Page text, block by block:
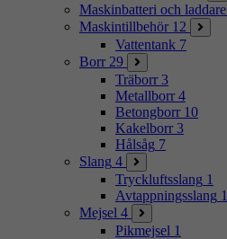
Maskinbatteri och laddare
Maskintillbehör 12
Vattentank 7
Borr 29
Träborr 3
Metallborr 4
Betongborr 10
Kakelborr 3
Hålsåg 7
Slang 4
Tryckluftsslang 1
Avtappningsslang 1
Mejsel 4
Pikmejsel 1